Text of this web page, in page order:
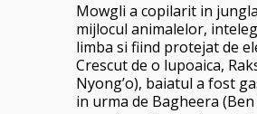
Mowgli a copilarit in
mijlocul animalelor,
limba si fiind protejat de
Crescut de o lupoaica,
Nyong’o), baiatul a fost
in urma de Bagheera